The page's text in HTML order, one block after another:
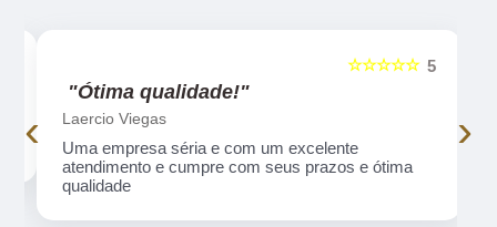
5
☆☆☆☆☆
"Ótima qualidade!"
Laercio Viegas
Uma empresa séria e com um excelente
atendimento e cumpre com seus prazos e ótima
qualidade
‹ ›